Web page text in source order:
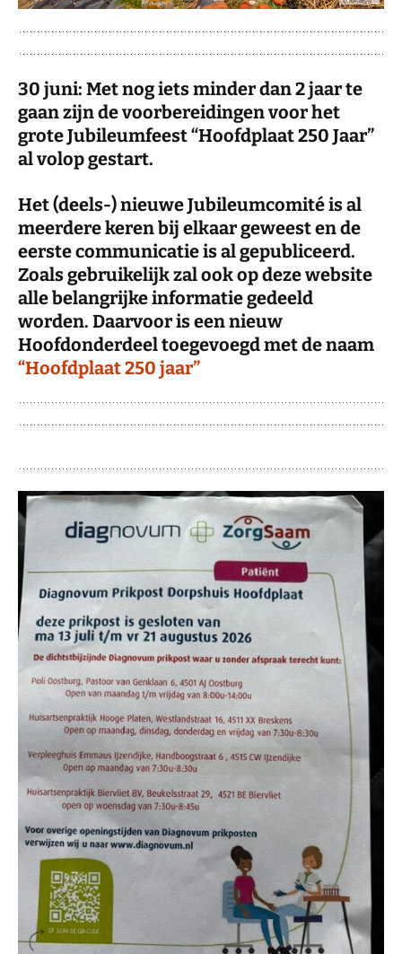
30 juni: Met nog iets minder dan 2 jaar te
gaan zijn de voorbereidingen voor het
grote Jubileumfeest “Hoofdplaat 250 Jaar”
al volop gestart.
Het (deels-) nieuwe Jubileumcomité is al
meerdere keren bij elkaar geweest en de
eerste communicatie is al gepubliceerd.
Zoals gebruikelijk zal ook op deze website
alle belangrijke informatie gedeeld
worden. Daarvoor is een nieuw
Hoofdonderdeel toegevoegd met de naam
“Hoofdplaat 250 jaar”